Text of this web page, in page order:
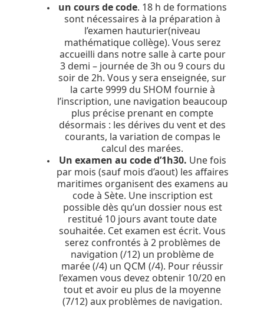
un cours de code. 18 h de formations
sont nécessaires à la préparation à
l’examen hauturier(niveau
mathématique collège). Vous serez
accueilli dans notre salle à carte pour
3 demi – journée de 3h ou 9 cours du
soir de 2h. Vous y sera enseignée, sur
la carte 9999 du SHOM fournie à
l’inscription, une navigation beaucoup
plus précise prenant en compte
désormais : les dérives du vent et des
courants, la variation de compas le
calcul des marées.
Un examen au code d’1h30. Une fois
par mois (sauf mois d’aout) les affaires
maritimes organisent des examens au
code à Sète. Une inscription est
possible dès qu’un dossier nous est
restitué 10 jours avant toute date
souhaitée. Cet examen est écrit. Vous
serez confrontés à 2 problèmes de
navigation (/12) un problème de
marée (/4) un QCM (/4). Pour réussir
l’examen vous devez obtenir 10/20 en
tout et avoir eu plus de la moyenne
(7/12) aux problèmes de navigation.